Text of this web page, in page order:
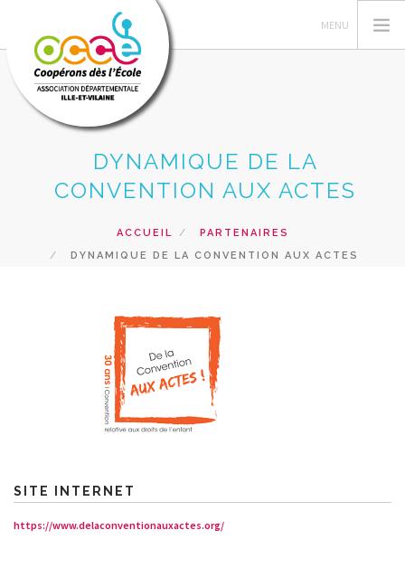
GERER SA COOPERATIVE
RECHERCHER
DYNAMIQUE DE LA
CONVENTION AUX ACTES
ACCUEIL
PARTENAIRES
DYNAMIQUE DE LA CONVENTION AUX ACTES
SITE INTERNET
https://www.delaconventionauxactes.org/